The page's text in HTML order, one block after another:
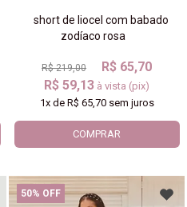
short de liocel com babado
zodíaco rosa
R$ 219,00
R$ 65,70
R$ 59,13 à vista (pix)
1xde R$ 65,70sem juros
COMPRAR
50% OFF